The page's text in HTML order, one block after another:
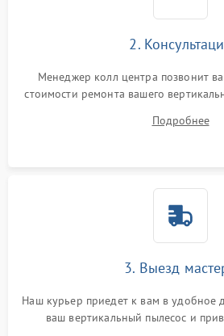
2.
Менеджер колл центра позвонит
стоимости ремонта вашего
Подробнее
3. Выезд
Наш курьер приедет к вам в удобное
ваш вертикальный пылесос и